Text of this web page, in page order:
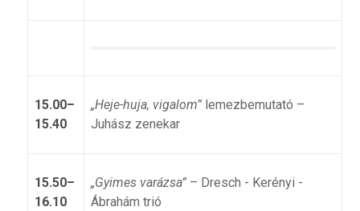
15.00–
15.40
„Heje-huja, vigalom”lemezbemutató –
Juhász zenekar
15.50–
16.10
„Gyimes varázsa”– Dresch - Kerényi -
Ábrahám trió